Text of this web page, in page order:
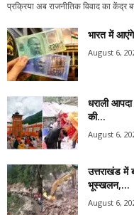
प्रक्रिया अब राजनीतिक विवाद का केंद्र
भारत में
August 6,
धराली
की...
August 6,
उत्तराखंड में
भूस्खलन,...
August 6,